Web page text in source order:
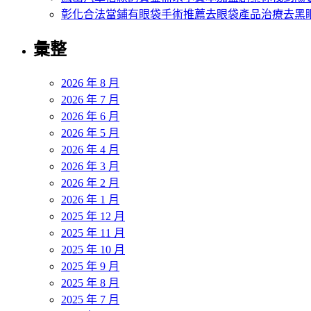
彰化合法當鋪有眼袋手術推薦去眼袋產品治療去黑
彙整
2026 年 8 月
2026 年 7 月
2026 年 6 月
2026 年 5 月
2026 年 4 月
2026 年 3 月
2026 年 2 月
2026 年 1 月
2025 年 12 月
2025 年 11 月
2025 年 10 月
2025 年 9 月
2025 年 8 月
2025 年 7 月